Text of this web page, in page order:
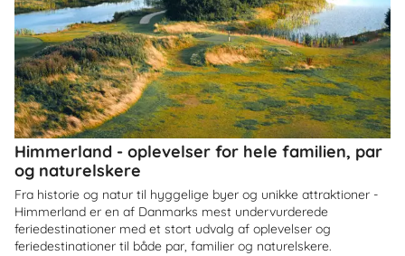
Himmerland - oplevelser for hele familien, par
og naturelskere
Fra historie og natur til hyggelige byer og unikke attraktioner -
Himmerland er en af Danmarks mest undervurderede
feriedestinationer med et stort udvalg af oplevelser og
feriedestinationer til både par, familier og naturelskere.